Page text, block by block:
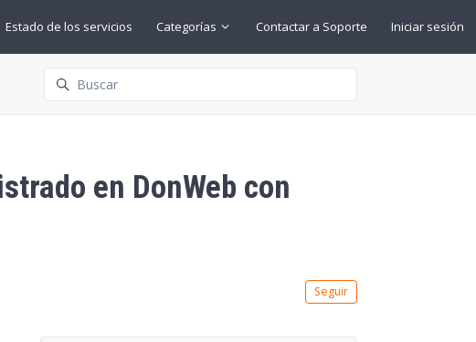
Estado de los servicios Categorías Contactar a Soporte Iniciar sesión
Búsqueda
en DonWeb con
Seguir